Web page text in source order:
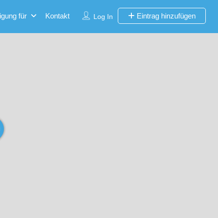
Log In Eintrag hinzufügen
für Kontakt